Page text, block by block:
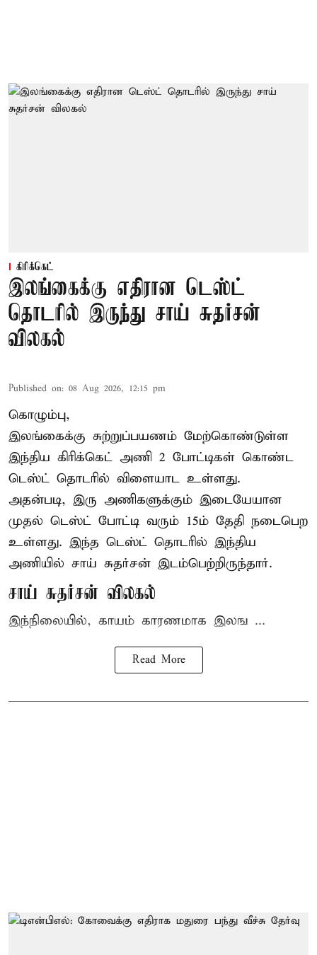
கிரிக்கெட்
இலங்கைக்கு எதிரான டெஸ்ட்
தொடரில் இருந்து சாய் சுதர்சன்
விலகல்
Published on: 08 Aug 2026, 12:15 pm
கொழும்பு,
இலங்கைக்கு சுற்றுப்பயணம் மேற்கொண்டுள்ள
இந்திய கிரிக்கெட் அணி 2 போட்டிகள் கொண்ட
டெஸ்ட் தொடரில் விளையாட உள்ளது.
அதன்படி, இரு அணிகளுக்கும் இடையேயான
முதல் டெஸ்ட் போட்டி வரும் 15ம் தேதி நடைபெற
உள்ளது. இந்த டெஸ்ட் தொடரில் இந்திய
அணியில் சாய் சுதர்சன் இடம்பெற்றிருந்தார்.
சாய் சுதர்சன் விலகல்
இந்நிலையில், காயம் காரணமாக இலங ...
Read More